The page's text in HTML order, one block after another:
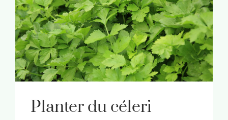
Planter du céleri